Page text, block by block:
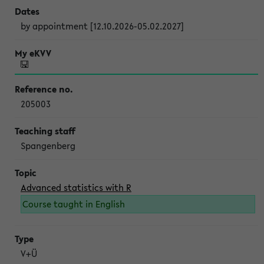
by appointment [12.10.2026-05.02.2027]
205003
Spangenberg
Advanced statistics with R
Course taught in English
V+Ü